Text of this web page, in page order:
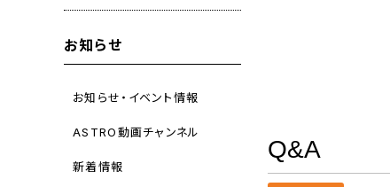
お知らせ
お知らせ・イベント情報
ASTRO動画チャンネル
新着情報
Q&A